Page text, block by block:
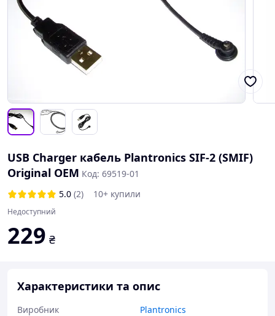
USB Charger кабель Plantronics SIF-2 (SMIF)
Original OEM Код: 69519-01
5.0 (2) 10+ купили
Недоступний
229 ₴
Характеристики та опис
Виробник
Plantronics